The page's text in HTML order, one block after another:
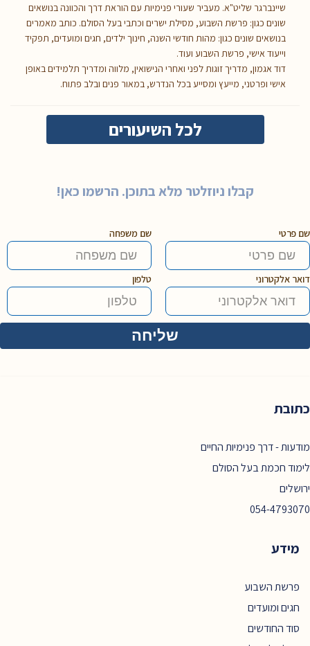
שיינברגר שליט"א. מעביר שעורי פנימיות עם הוראת דרך והכוונה בנושאים
שונים כגון: פרשת השבוע, מסילת ישרים וכתבי בעל הסולם. כותב מאמרים
בנושאים שונים כגון: מהות חודשי השנה, חינוך ילדים, חגים ומועדים, תפקיד
וייעוד אישי, פרשת השבוע ועוד.
דוד אגמון, מדריך זוגות לפני ואחרי הנישואין, מלווה ומדריך תלמידים באופן
אישי ופרטני, מייעץ ומסייע בכל הנדרש, במאור פנים ובלב פתוח.
לכל השיעורים
קבלו ניוזלטר מלא בתוכן. הרשמו כאן!
שם פרטי שם משפחה
דואר אלקטרוני טלפון
כתובת
מודעות - דרך פנימיות החיים
לימוד חכמת בעל הסולם
ירושלים
054-4793070
מידע
פרשת השבוע
חגים ומועדים
סוד החודשים